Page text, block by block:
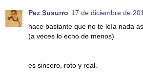
Pez Susurro 17 de diciembre de
hace bastante que no te leía nada
(a veces lo echo de menos)
es sincero, roto y real.